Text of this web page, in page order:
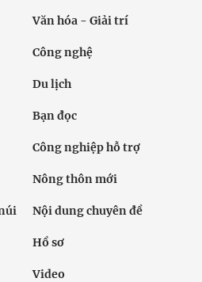
Văn hóa - Giải trí
Công nghệ
Du lịch
Bạn đọc
Công nghiệp hỗ trợ
Nông thôn mới
Nội dung chuyên đề
Hồ sơ
Video